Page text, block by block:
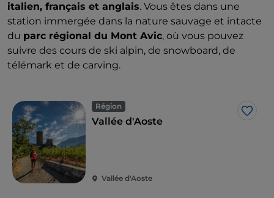
italien, français et anglais. Vous êtes dans une
station immergée dans la nature sauvage et intacte
du parc régional du Mont Avic, où vous pouvez
suivre des cours de ski alpin, de snowboard, de
télémark et de carving.
Région
Vallée d'Aoste
Vallée d'Aoste